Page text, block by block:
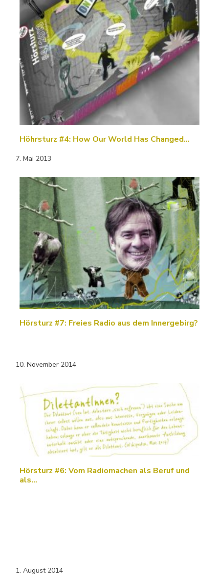
Höhrsturz #4: How Our World Has Changed…
7. Mai 2013
Hörsturz #7: Freies Radio aus dem Innergebirg?
10. November 2014
Hörsturz #6: Vom Radiomachen als Beruf und
als…
1. August 2014